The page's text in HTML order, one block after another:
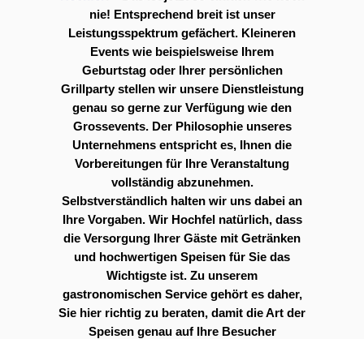
nie! Entsprechend breit ist unser
Leistungsspektrum gefächert. Kleineren
Events wie beispielsweise Ihrem
Geburtstag oder Ihrer persönlichen
Grillparty stellen wir unsere Dienstleistung
genau so gerne zur Verfügung wie den
Grossevents. Der Philosophie unseres
Unternehmens entspricht es, Ihnen die
Vorbereitungen für Ihre Veranstaltung
vollständig abzunehmen.
Selbstverständlich halten wir uns dabei an
Ihre Vorgaben. Wir Hochfel natürlich, dass
die Versorgung Ihrer Gäste mit Getränken
und hochwertigen Speisen für Sie das
Wichtigste ist. Zu unserem
gastronomischen Service gehört es daher,
Sie hier richtig zu beraten, damit die Art der
Speisen genau auf Ihre Besucher